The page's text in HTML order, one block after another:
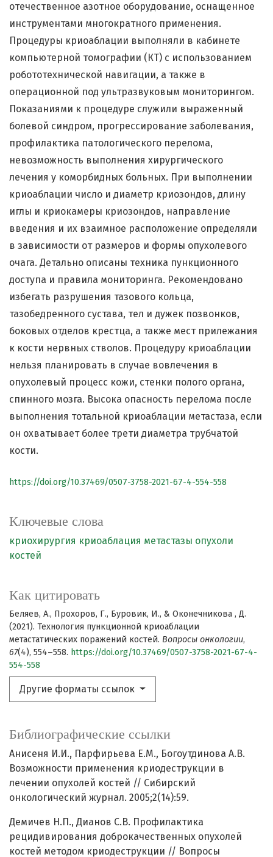
Ключевые слова
криохирургия криоаблация метастазы опухоли
костей
Как цитировать
Беляев, А., Прохоров, Г., Буровик, И., & Оконечникова , Д.
(2021). Технология пункционной криоаблации
метастатических поражений костей. Вопросы онкологии,
67(4), 554–558. https://doi.org/10.37469/0507-3758-2021-67-4-
554-558
Другие форматы ссылок
отечественное азотное оборудование, оснащенное
инструментами многократного применения.
Процедуры криоаблации выполняли в кабинете
компьютерной томографии (КТ) с использованием
робототехнической навигации, а также в
операционной под ультразвуковым мониторингом.
Показаниями к процедуре служили выраженный
болевой синдром, прогрессирование заболевания,
профилактика патологического перелома,
невозможность выполнения хирургического
лечения у коморбидных больных. При выполнении
криоаблации число и диаметр криозондов, длину
иглы и криокамеры криозондов, направление
введения и их взаимное расположение определяли
в зависимости от размеров и формы опухолевого
очага. Детально описаны техника пункционного
доступа и правила мониторинга. Рекомендовано
избегать разрушения тазового кольца,
тазобедренного сустава, тел и дужек позвонков,
боковых отделов крестца, а также мест прилежания
к кости нервных стволов. Процедуру криоаблации
нельзя планировать в случае вовлечения в
опухолевый процесс кожи, стенки полого органа,
спинного мозга. Высока опасность перелома после
выполнения тотальной криоаблации метастаза, если
он охватывает более трети диаметра трубчатой
кости.
https://doi.org/10.37469/0507-3758-2021-67-4-554-558
Библиографические ссылки
Анисеня И.И., Парфирьева Е.М., Богоутдинова А.В.
Возможности применения криодеструкции в
лечении опухолей костей // Сибирский
онкологический журнал. 2005;2(14):59.
Демичев Н.П., Дианов С.В. Профилактика
рецидивирования доброкачественных опухолей
костей методом криодеструкции // Вопросы